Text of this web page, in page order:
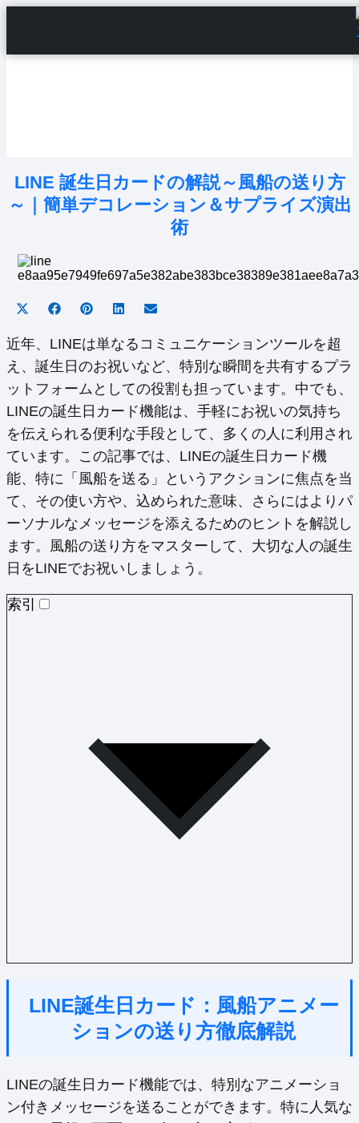
LINE 誕生日カードの解説～風船の送り方
～｜簡単デコレーション＆サプライズ演出
術
Share
X
(Twitter)
Share
Facebook
Share
Pinterest
Share
LinkedInEmail
近年、LINEは単なるコミュニケーションツールを超
え、誕生日のお祝いなど、特別な瞬間を共有するプラ
ットフォームとしての役割も担っています。中でも、
LINEの誕生日カード機能は、手軽にお祝いの気持ち
を伝えられる便利な手段として、多くの人に利用され
ています。この記事では、LINEの誕生日カード機
能、特に「風船を送る」というアクションに焦点を当
て、その使い方や、込められた意味、さらにはよりパ
ーソナルなメッセージを添えるためのヒントを解説し
ます。風船の送り方をマスターして、大切な人の誕生
日をLINEでお祝いしましょう。
索引
LINE誕生日カード：風船アニメー
ションの送り方徹底解説
LINEの誕生日カード機能では、特別なアニメーショ
ン付きメッセージを送ることができます。特に人気な